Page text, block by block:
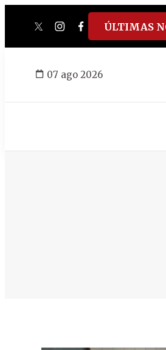
twitterinstagram
facebook
tiktok
ÚLTIMAS
07 ago 2026